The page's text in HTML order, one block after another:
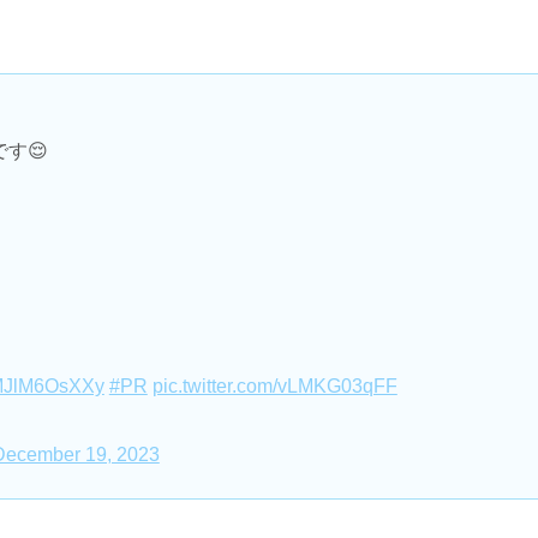
す😌
#PR pic.twitter.com/vLMKG03qFF
19, 2023